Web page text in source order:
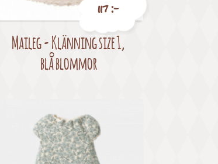
Pris
117 :-
Maileg - Klänning size 1,
blå blommor